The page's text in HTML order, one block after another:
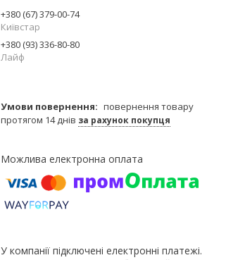
+380 (67) 379-00-74
Київстар
+380 (93) 336-80-80
Лайф
повернення товару
протягом 14 днів за рахунок покупця
У компанії підключені електронні платежі.